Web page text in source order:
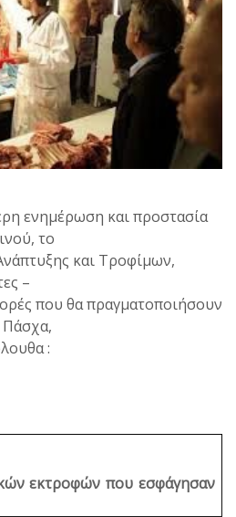
ενημέρωση και προστασία
το
και Τροφίμων,
–
που θα πραγματοποιήσουν
Πάσχα,
:
εκτροφών που εσφάγησαν